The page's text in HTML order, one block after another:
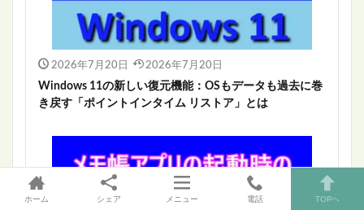
2026年7月20日 2026年7月20日
Windows 11の新しい復元機能：OSもデータも過去に巻
き戻す「ポイントインタイム リストア」とは
ホーム シェア メニュー 電話 TOPへ